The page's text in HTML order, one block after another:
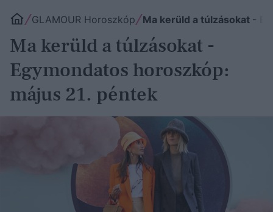
GLAMOUR Horoszkóp Ma kerüld a túlzásokat -
Ma kerüld a túlzásokat -
Egymondatos horoszkóp:
május 21. péntek